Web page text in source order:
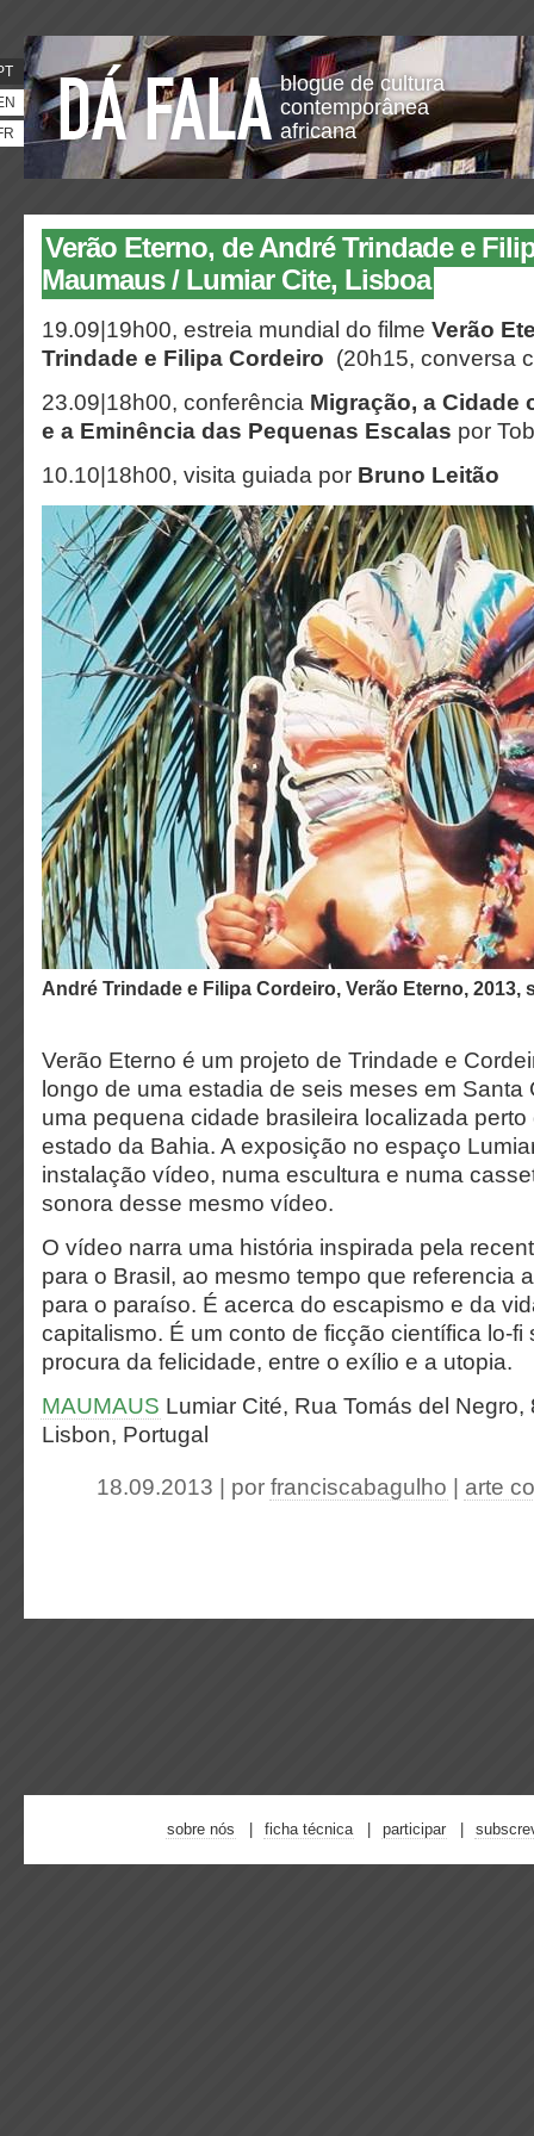
blogue de cultura
contemporânea
africana
Verão Eterno, de André Trindade e
Maumaus / Lumiar Cite, Lisboa
19.09|19h00, estreia mundial do filme Verão
Trindade e Filipa Cordeiro (20h15, conversa
23.09|18h00, conferência Migração, a Cidade
e a Eminência das Pequenas Escalas por
10.10|18h00, visita guiada por Bruno Leitão
André Trindade e Filipa Cordeiro, Verão Eterno, 2013,
Verão Eterno é um projeto de Trindade e
longo de uma estadia de seis meses em Santa
uma pequena cidade brasileira localizada
estado da Bahia. A exposição no espaço
instalação vídeo, numa escultura e numa
sonora desse mesmo vídeo.
O vídeo narra uma história inspirada pela
para o Brasil, ao mesmo tempo que referencia
para o paraíso. É acerca do escapismo e da
capitalismo. É um conto de ficção científica lo-fi
procura da felicidade, entre o exílio e a utopia.
MAUMAUS Lumiar Cité, Rua Tomás del Negro,
Lisbon, Portugal
18.09.2013 | por franciscabagulho arte
sobre nós ficha técnica participar